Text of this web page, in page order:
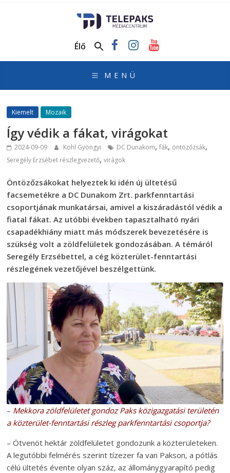
Médiacentrum
honlapja
Élő
Kiemelt Mozaik
Így védik a fákat, virágokat
2024-09-09 Kohl Gyöngyi DC Dunakom,fák, öntözőzsák,
Seregély Erzsébet részlegvezető,virágok
Öntözőzsákokat helyeztek ki idén új ültetésű
facsemetékre a DC Dunakom Zrt. parkfenntartási
csoportjának munkatársai, amivel a kiszáradástól védik a
fiatal fákat. Az utóbbi években tapasztalható nyári
csapadékhiány miatt más módszerek bevezetésére is
szükség volt a zöldfelületek gondozásában. A témáról
Seregély Erzsébettel, a cég közterület-fenntartási
részlegének vezetőjével beszélgettünk.
– Mekkora zöldfelületet gondoz Paks közigazgatási területén
a közterület-fenntartási részleg parkfenntartási csoportja?
– Ötvenöt hektár zöldfelületet gondozunk a közterületeken.
A legutóbbi felmérés szerint tízezer fa van Pakson, a pótlás
célú ültetés évente olyan száz, az állománygyarapító pedig